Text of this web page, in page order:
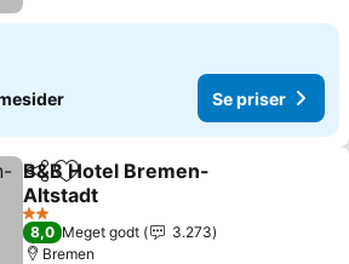
Se priser
Del Føj til favoritter
B&B Hotel Bremen-
Altstadt
Se priser
2 Stjerner
8,0 Meget godt
3.273
Bremen